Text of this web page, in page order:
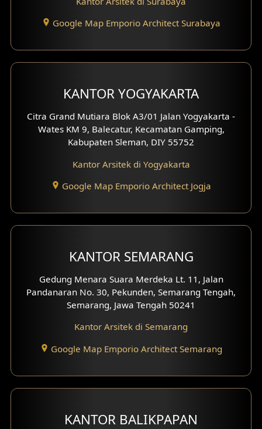
Eksterior dengan Pagar
Fasad Paviliun
Fasad Villa
Fasad Klinik
Desain Basement
Desain Carport
Desain Mezanin
Desain Rumah Santorini
Desain Balkon
Desain Void
Desain Toilet Tamu
Google Map Emporio Architect Surabaya
KANTOR YOGYAKARTA
Citra Grand Mutiara Blok A3/01 Jalan Yogyakarta -
Wates KM 9, Balecatur, Kecamatan Gamping,
Kabupaten Sleman, DIY 55752
Kantor Arsitek di Yogyakarta
Google Map Emporio Architect Jogja
KANTOR SEMARANG
Gedung Menara Suara Merdeka Lt. 11, Jalan
Pandanaran No. 30, Pekunden, Semarang Tengah,
Semarang, Jawa Tengah 50241
Kantor Arsitek di Semarang
Google Map Emporio Architect Semarang
KANTOR BALIKPAPAN